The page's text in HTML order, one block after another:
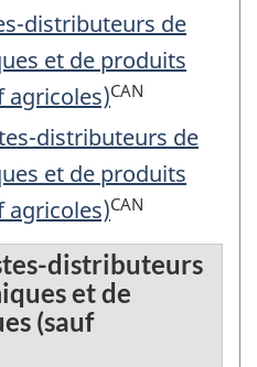
distributeurs de
et de produits
agricoles)CAN
distributeurs de
et de produits
agricoles)CAN
distributeurs
et de
(sauf